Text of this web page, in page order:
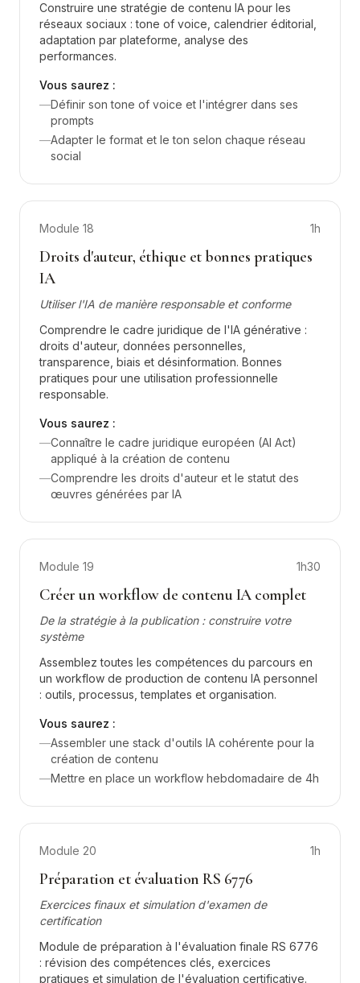
Construire une stratégie de contenu IA pour les
réseaux sociaux : tone of voice, calendrier éditorial,
adaptation par plateforme, analyse des
performances.
Vous saurez :
—Définir son tone of voice et l'intégrer dans ses
prompts
—Adapter le format et le ton selon chaque réseau
social
Module 18 1h
Droits d'auteur, éthique et bonnes pratiques
IA
Utiliser l'IA de manière responsable et conforme
Comprendre le cadre juridique de l'IA générative :
droits d'auteur, données personnelles,
transparence, biais et désinformation. Bonnes
pratiques pour une utilisation professionnelle
responsable.
Vous saurez :
—Connaître le cadre juridique européen (AI Act)
appliqué à la création de contenu
—Comprendre les droits d'auteur et le statut des
œuvres générées par IA
Module 19 1h30
Créer un workflow de contenu IA complet
De la stratégie à la publication : construire votre
système
Assemblez toutes les compétences du parcours en
un workflow de production de contenu IA personnel
: outils, processus, templates et organisation.
Vous saurez :
—Assembler une stack d'outils IA cohérente pour la
création de contenu
—Mettre en place un workflow hebdomadaire de 4h
Module 20 1h
Préparation et évaluation RS 6776
Exercices finaux et simulation d'examen de
certification
Module de préparation à l'évaluation finale RS 6776
: révision des compétences clés, exercices
pratiques et simulation de l'évaluation certificative.